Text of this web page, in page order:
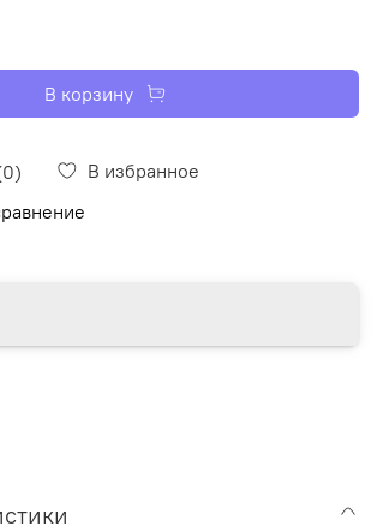
В избранное
В корзину